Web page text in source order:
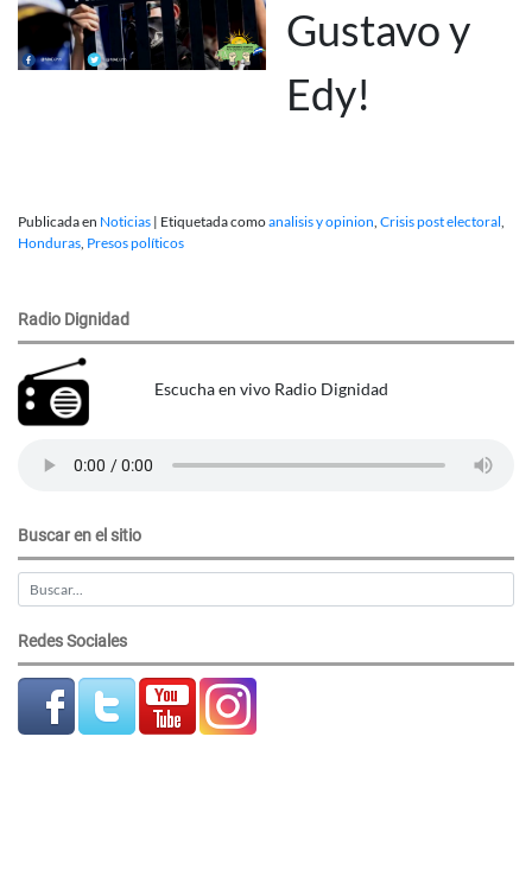
Gustavo y
Edy!
Publicada en Noticias | Etiquetada comoanalisis y opinion, Crisis post electoral,
Honduras, Presos políticos
Radio Dignidad
Escucha en vivo Radio Dignidad
Buscar en el sitio
Redes Sociales